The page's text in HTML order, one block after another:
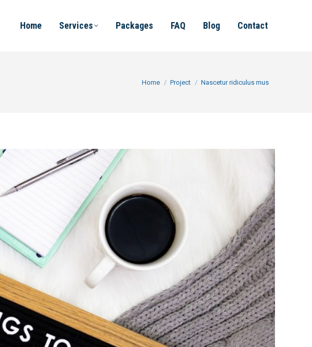
Home Services Packages FAQ Blog Contact
You are here:
Home Project Nascetur ridiculus mus